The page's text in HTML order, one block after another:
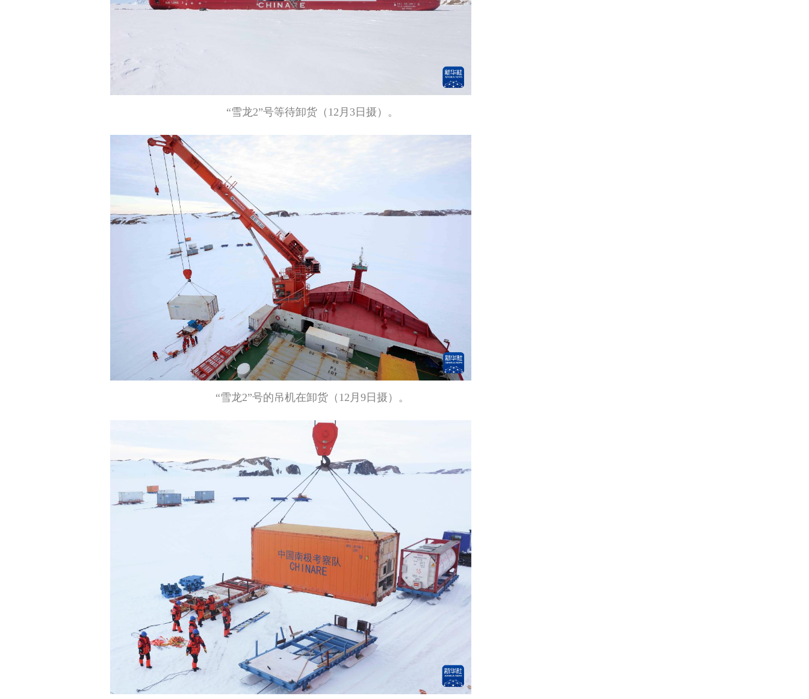
“雪龙2”号等待卸货（12月3日摄）。
“雪龙2”号的吊机在卸货（12月9日摄）。